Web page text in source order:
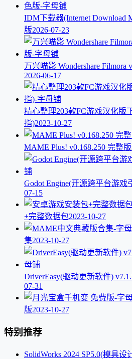
IDM下载器(Internet Download
版2026-07-23
万兴喵影 Wondershare Filmora
2026-06-17
精心整理203款FC游戏汉化版
指)2023-10-27
MAME Plus! v0.168.250 完整
Godot Engine(开源跨平台游戏
07-15
+完整数据包2023-10-27
集2023-10-27
DriverEasy(驱动更新软件)
07-31
版2023-10-27
特别推荐
SolidWorks 2024 SP5.0(模具